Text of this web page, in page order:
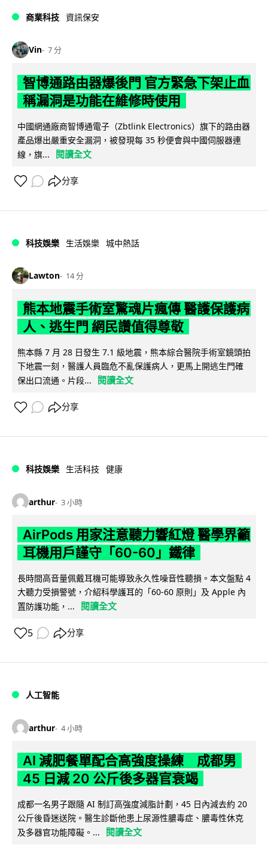
商業科技 資訊保安
Vin 7 分
智博通路由器爆後門 官方緊急下架止血
稱漏洞是功能在維修時使用
中國網通廠商智博通電子（Zbtlink Electronics）旗下的路由器
產品爆出嚴重安全漏洞，被發現每 35 秒便會與中國伺服器連
線，旗...
閱讀全文
分享
科技娛樂 生活娛樂 城中熱話
Lawton 14 分
熊本地震手術室驚魂片瘋傳 醫護保護病
人、逃生門 網民讚值得尊敬
熊本縣 7 月 28 日發生 7.1 級地震，熊本綜合醫院手術室鏡頭拍
下地震一刻，醫護人員臨危不亂保護病人，更馬上開逃生門確
保出口流通。片段...
閱讀全文
分享
科技娛樂 生活科技 健康
arthur 3 小時
AirPods 用家注意聽力響紅燈 醫學界籲
耳機用戶謹守「60-60」鐵律
長時間高音量佩戴耳機可能導致永久性噪音性聽損。本文盤點 4
大聽力受損警號，介紹科學護耳的「60-60 原則」及 Apple 內
置防護功能，...
閱讀全文
5 分享
人工智能
arthur 4 小時
AI 減肥餐單配合高強度操練 成都男
45 日減 20 公斤後多器官衰竭
成都一名男子跟隨 AI 制訂高強度減脂計劃，45 日內減去約 20
公斤後昏迷送院。醫生診斷他患上尿源性膿毒症、膿毒性休克
及多器官功能障礙。...
閱讀全文